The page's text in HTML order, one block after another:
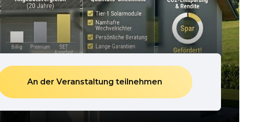
An der Veranstaltung teilnehmen